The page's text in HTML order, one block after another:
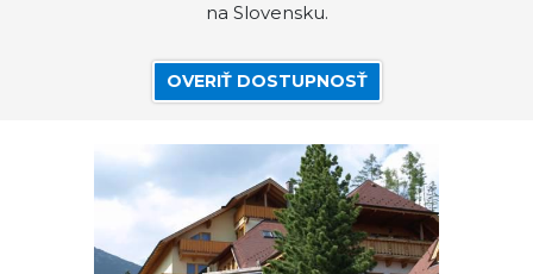
na Slovensku.
OVERIŤ DOSTUPNOSŤ